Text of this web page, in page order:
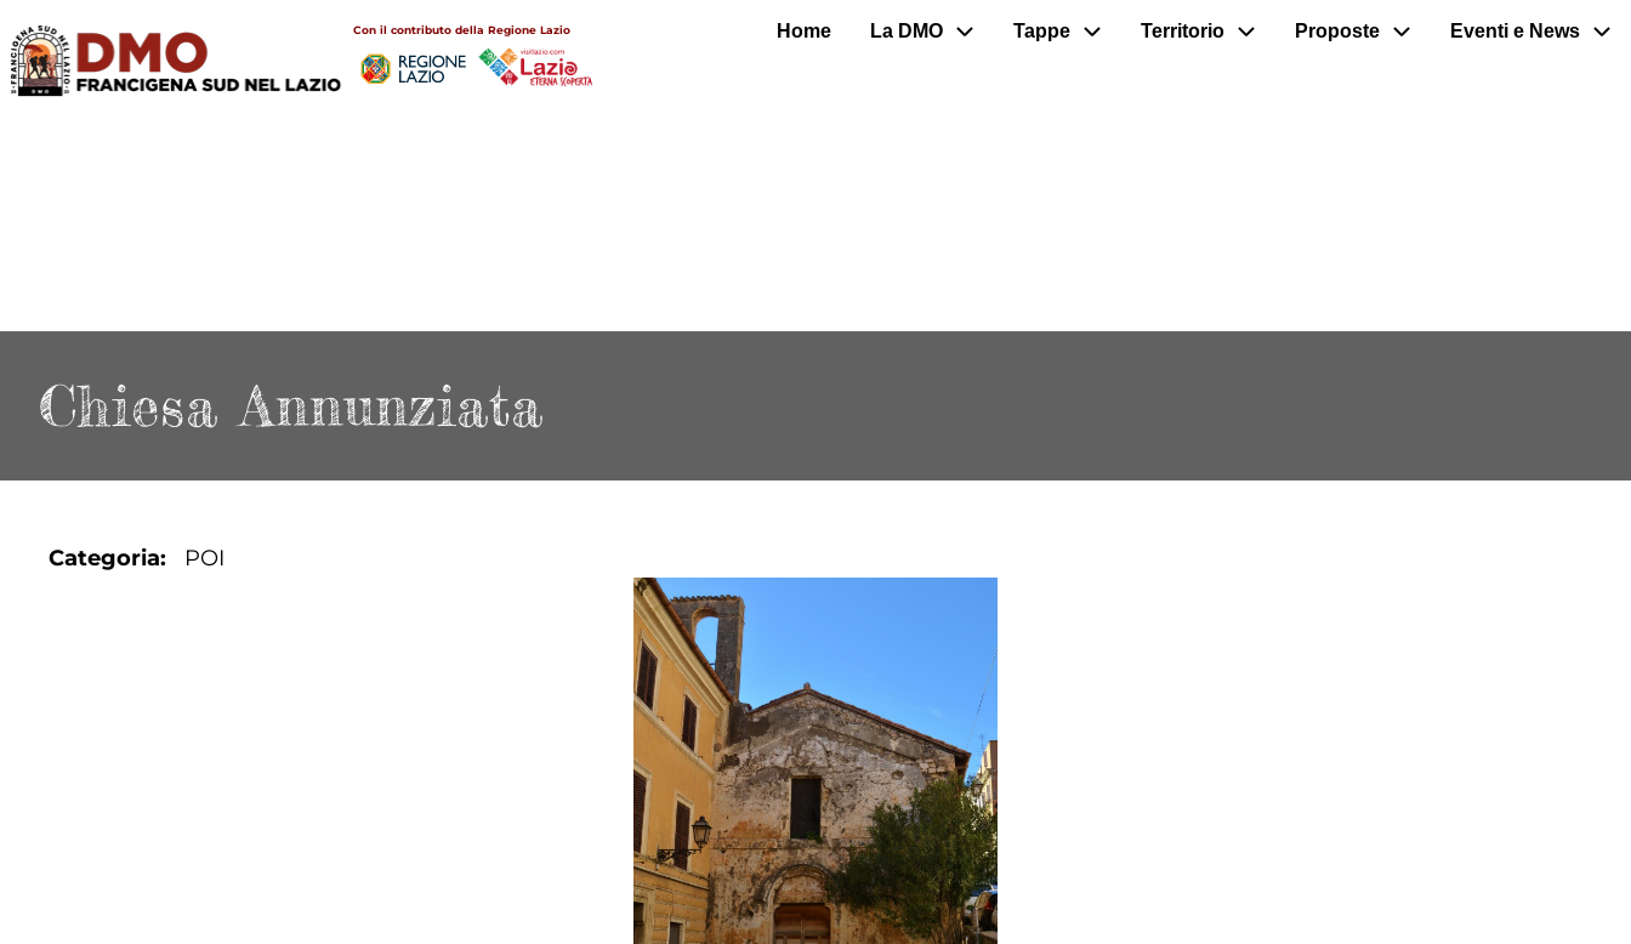
Salta
al
contenuto
Con il contributo della Regione Lazio
Main
navigation
Home La DMO Tappe Territorio Proposte Eventi e News
Chiesa Annunziata
Categoria POI